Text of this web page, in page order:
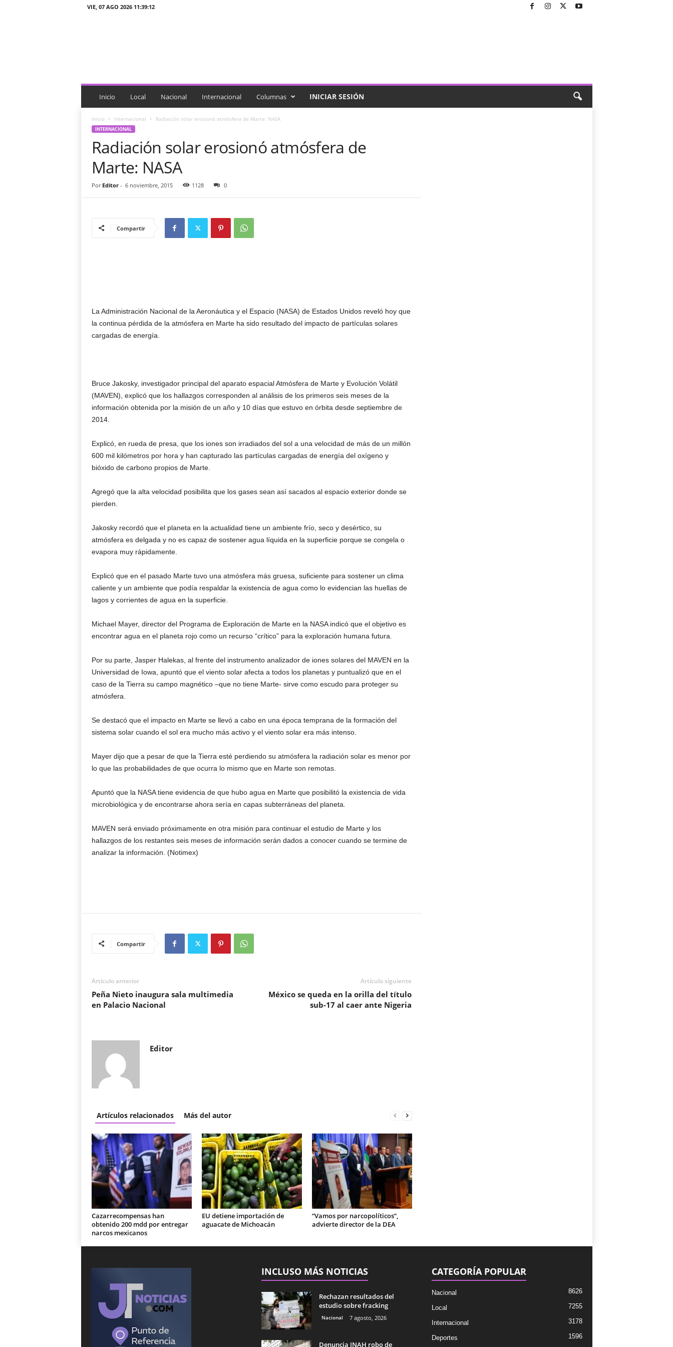
VIE, 07 AGO 2026 11:39:12
c
a
Inicio Local Nacional Internacional Columnas INICIAR SESIÓN
Inicio Internacional Radiación solar erosionó atmósfera de Marte: NASA
INTERNACIONAL
Radiación solar erosionó atmósfera de
Marte: NASA
Por Editor- 6 noviembre, 2015 1128 0
Compartir
La Administración Nacional de la Aeronáutica y el Espacio (NASA) de Estados Unidos reveló hoy que
la continua pérdida de la atmósfera en Marte ha sido resultado del impacto de partículas solares
cargadas de energía.
Bruce Jakosky, investigador principal del aparato espacial Atmósfera de Marte y Evolución Volátil
(MAVEN), explicó que los hallazgos corresponden al análisis de los primeros seis meses de la
información obtenida por la misión de un año y 10 días que estuvo en órbita desde septiembre de
2014.
Explicó, en rueda de presa, que los iones son irradiados del sol a una velocidad de más de un millón
600 mil kilómetros por hora y han capturado las partículas cargadas de energía del oxígeno y
bióxido de carbono propios de Marte.
Agregó que la alta velocidad posibilita que los gases sean así sacados al espacio exterior donde se
pierden.
Jakosky recordó que el planeta en la actualidad tiene un ambiente frío, seco y desértico, su
atmósfera es delgada y no es capaz de sostener agua líquida en la superficie porque se congela o
evapora muy rápidamente.
Explicó que en el pasado Marte tuvo una atmósfera más gruesa, suficiente para sostener un clima
caliente y un ambiente que podía respaldar la existencia de agua como lo evidencian las huellas de
lagos y corrientes de agua en la superficie.
Michael Mayer, director del Programa de Exploración de Marte en la NASA indicó que el objetivo es
encontrar agua en el planeta rojo como un recurso “crítico” para la exploración humana futura.
Por su parte, Jasper Halekas, al frente del instrumento analizador de iones solares del MAVEN en la
Universidad de Iowa, apuntó que el viento solar afecta a todos los planetas y puntualizó que en el
caso de la Tierra su campo magnético –que no tiene Marte- sirve como escudo para proteger su
atmósfera.
Se destacó que el impacto en Marte se llevó a cabo en una época temprana de la formación del
sistema solar cuando el sol era mucho más activo y el viento solar era más intenso.
Mayer dijo que a pesar de que la Tierra esté perdiendo su atmósfera la radiación solar es menor por
lo que las probabilidades de que ocurra lo mismo que en Marte son remotas.
Apuntó que la NASA tiene evidencia de que hubo agua en Marte que posibilitó la existencia de vida
microbiológica y de encontrarse ahora sería en capas subterráneas del planeta.
MAVEN será enviado próximamente en otra misión para continuar el estudio de Marte y los
hallazgos de los restantes seis meses de información serán dados a conocer cuando se termine de
analizar la información. (Notimex)
Compartir
Artículo anterior
Peña Nieto inaugura sala multimedia
en Palacio Nacional
Artículo siguiente
México se queda en la orilla del título
sub-17 al caer ante Nigeria
Editor
Artículos relacionados Más del autor
Cazarrecompensas han
obtenido 200 mdd por entregar
narcos mexicanos
EU detiene importación de
aguacate de Michoacán
“Vamos por narcopolíticos”,
advierte director de la DEA
INCLUSO MÁS NOTICIAS
Rechazan resultados del
estudio sobre fracking
Nacional 7 agosto, 2026
Denuncia INAH robo de
CATEGORÍA POPULAR
Nacional 8626
Local 7255
Internacional 3178
Deportes 1596